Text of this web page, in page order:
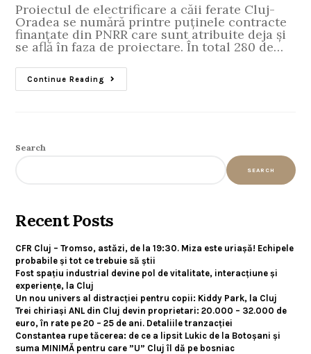
Proiectul de electrificare a căii ferate Cluj-
Oradea se numără printre puținele contracte
finanțate din PNRR care sunt atribuite deja și
se află în faza de proiectare. În total 280 de…
Continue Reading
Search
SEARCH
Recent Posts
CFR Cluj – Tromso, astăzi, de la 19:30. Miza este uriașă! Echipele
probabile și tot ce trebuie să știi
Fost spațiu industrial devine pol de vitalitate, interacțiune și
experiențe, la Cluj
Un nou univers al distracției pentru copii: Kiddy Park, la Cluj
Trei chiriași ANL din Cluj devin proprietari: 20.000 – 32.000 de
euro, în rate pe 20 – 25 de ani. Detaliile tranzacției
Constantea rupe tăcerea: de ce a lipsit Lukic de la Botoșani și
suma MINIMĂ pentru care ”U” Cluj îl dă pe bosniac